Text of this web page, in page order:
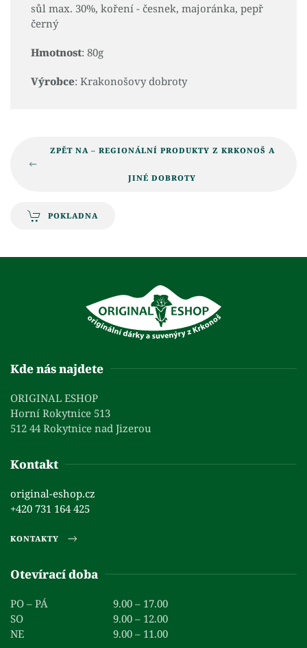
sůl max. 30%, koření - česnek, majoránka, pepř
černý
Hmotnost: 80g
Výrobce: Krakonošovy dobroty
ZPĚT NA – REGIONÁLNÍ PRODUKTY Z KRKONOŠ A
JINÉ DOBROTY
POKLADNA
Kde nás najdete
ORIGINAL ESHOP
Horní Rokytnice 513
512 44 Rokytnice nad Jizerou
Kontakt
original-eshop.cz
+420 731 164 425
KONTAKTY
Otevírací doba
PO – PÁ
9.00 – 17.00
SO
9.00 – 12.00
NE
9.00 – 11.00